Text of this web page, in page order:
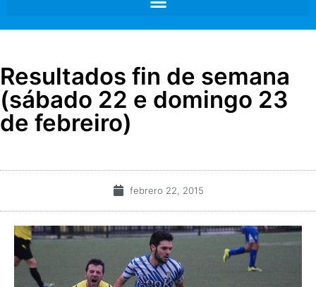
Resultados fin de semana
(sábado 22 e domingo 23
de febreiro)
febrero 22, 2015